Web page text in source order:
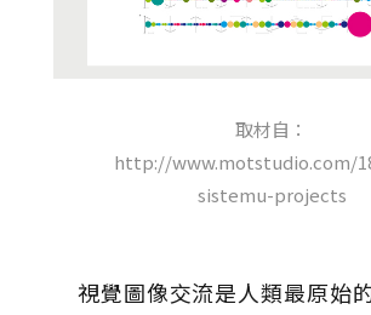
取材自：
http://www.motstudio.com/
sistemu-projects
視覺圖像交流是人類最原始